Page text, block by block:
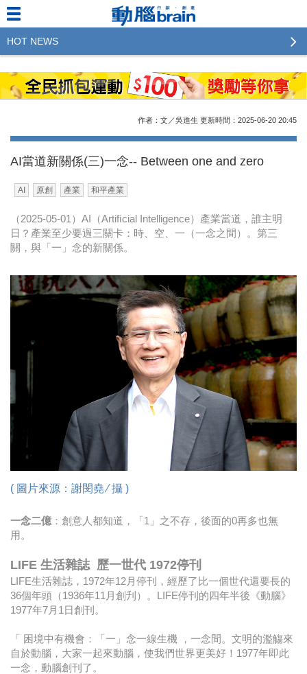
作者：文／吳進生 更新時間：2025-06-20 20:45
AI當道新關係(三)一念-- Between one and zero
AI 原創 產業 和平產業
（2025-05-01）AI（Artiﬁcial Intelligence）產業當道，誰主明
日？產業至少要過三關卡：時、空、一（一念之間）。第三
關，與「一」念的新關係。
( 圖片來源：謝閔堯 ∕ 攝 )
一念二億 ：創意人都知道，「1」之不存，後面的0再多也無
用。
LIFE 生活雜誌 歷一世代 1972停刊
LIFE生活雜誌，1972年12月停刊，經歷了比一個世代還要長的
36個年頭（1936年11月創刋）。LIFE停刊的四年半後《動腦》
1977年7月1日創刊。
「 困境中有機會：「一」念一線生機 ，一念間。文明的濫觴來
自於動腦，大家一起來動腦，使我們世界更美好！1977年即此
一念，動腦創刊了。
HOT NEWS
2023行銷傳播傑出貢獻獎 啟動徵件！期許參賽作品
更創新及具影響力
2022行銷傳播傑出貢獻獎得獎名單揭曉，近400位行
感美照
2023台灣民生快消品牌排行 14億次國民消費揭曉品
牌足跡贏家
CSD中衛營運長張德成：中衛跳脫框架 玩出口罩新
金獎的代價 牛恆泰：沒人知道我失去什麼！
台灣百事食品 注重品牌體驗創造差異化
黃麗萍：媒體代理商有幫客戶升級的責任！
牛恆泰：媒體產業蛻變關鍵期，數位轉型該怎麼
搞？（上）